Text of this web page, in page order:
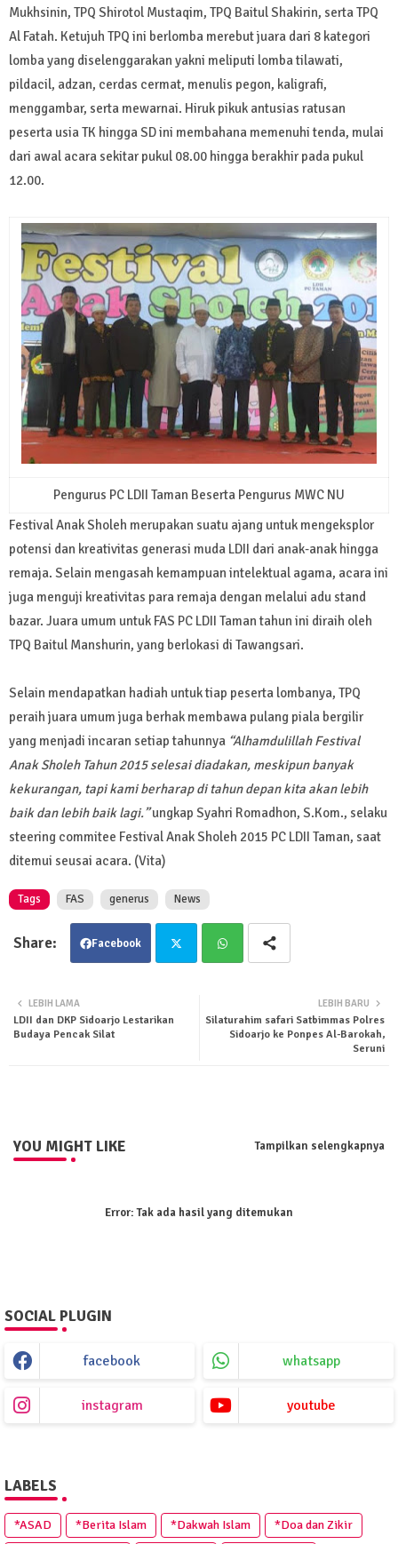
Mukhsinin, TPQ Shirotol Mustaqim, TPQ Baitul Shakirin, serta TPQ
Al Fatah. Ketujuh TPQ ini berlomba merebut juara dari 8 kategori
lomba yang diselenggarakan yakni meliputi lomba tilawati,
pildacil, adzan, cerdas cermat, menulis pegon, kaligrafi,
menggambar, serta mewarnai. Hiruk pikuk antusias ratusan
peserta usia TK hingga SD ini membahana memenuhi tenda, mulai
dari awal acara sekitar pukul 08.00 hingga berakhir pada pukul
12.00.
Pengurus PC LDII Taman Beserta Pengurus MWC NU
Festival Anak Sholeh merupakan suatu ajang untuk mengeksplor
potensi dan kreativitas generasi muda LDII dari anak-anak hingga
remaja. Selain mengasah kemampuan intelektual agama, acara ini
juga menguji kreativitas para remaja dengan melalui adu stand
bazar. Juara umum untuk FAS PC LDII Taman tahun ini diraih oleh
TPQ Baitul Manshurin, yang berlokasi di Tawangsari.
Selain mendapatkan hadiah untuk tiap peserta lombanya, TPQ
peraih juara umum juga berhak membawa pulang piala bergilir
yang menjadi incaran setiap tahunnya “Alhamdulillah Festival
Anak Sholeh Tahun 2015 selesai diadakan, meskipun banyak
kekurangan, tapi kami berharap di tahun depan kita akan lebih
baik dan lebih baik lagi.”ungkap Syahri Romadhon, S.Kom., selaku
steering commitee Festival Anak Sholeh 2015 PC LDII Taman, saat
ditemui seusai acara. (Vita)
Tags FAS generus News
Facebook
ter tsa
LEBIH BARU
Silaturahim safari Satbimmas Polres
Sidoarjo ke Ponpes Al-Barokah,
Seruni
LEBIH LAMA
LDII dan DKP Sidoarjo Lestarikan
Budaya Pencak Silat
YOU MIGHT LIKE Tampilkan selengkapnya
Error:Tak ada hasil yang ditemukan
SOCIAL PLUGIN
facebook whatsapp
instagram youtube
LABELS
*ASAD *Berita Islam *Dakwah Islam *Doa dan Zikir